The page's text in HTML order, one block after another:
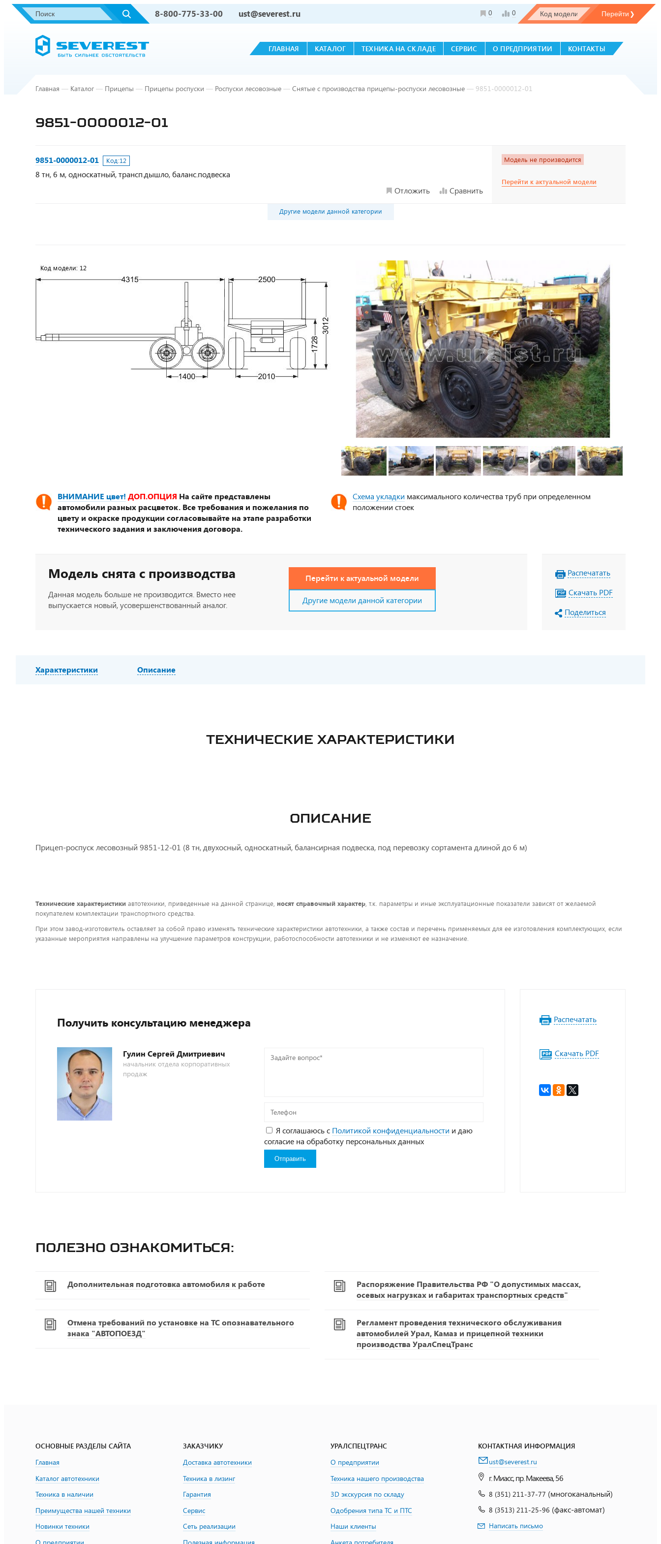
8-800-775-33-00 ust@severest.ru 0 0
ГЛАВНАЯ КАТАЛОГ ТЕХНИКА НА СКЛАДЕ СЕРВИС О ПРЕДПРИЯТИИ КОНТАКТЫ
Главная — Каталог — Прицепы — Прицепы роспуски — Роспуски лесовозные — Снятые с производства прицепы-роспуски лесовозные — 9851-0000012-01
9851-0000012-01
9851-0000012-01 Код:12
8 тн, 6 м, односкатный, трансп.дышло, баланс.подвеска
Отложить
Сравнить
Модель не производится
Перейти к актуальной модели
Другие модели данной категории
ВНИМАНИЕ цвет! ДОП.ОПЦИЯ На сайте представлены
автомобили разных расцветок. Все требования и пожелания по
цвету и окраске продукции согласовывайте на этапе разработки
технического задания и заключения договора.
Схема укладки максимального количества труб при определенном
положении стоек
Модель снята с производства
Данная модель больше не производится. Вместо нее
выпускается новый, усовершенствованный аналог.
Перейти к актуальной модели
Другие модели данной категории
Распечатать
Скачать PDF
Поделиться
Характеристики Описание
ТЕХНИЧЕСКИЕ ХАРАКТЕРИСТИКИ
ОПИСАНИЕ
Прицеп-роспуск лесовозный 9851-12-01 (8 тн, двухосный, односкатный, балансирная подвеска, под перевозку сортамента длиной до 6 м)
Технические характеристики автотехники, приведенные на данной странице, носят справочный характер, т.к. параметры и иные эксплуатационные показатели зависят от желаемой
покупателем комплектации транспортного средства.
При этом завод-изготовитель оставляет за собой право изменять технические характеристики автотехники, а также состав и перечень применяемых для ее изготовления комплектующих, если
указанные мероприятия направлены на улучшение параметров конструкции, работоспособности автотехники и не изменяют ее назначение.
Получить консультацию менеджера
Гулин Сергей Дмитриевич
начальник отдела корпоративных
продаж
Задайте
Телефон
Я соглашаюсь с Политикой конфиденциальности и даю
согласие на обработку персональных данных
Распечатать
Скачать PDF
Полезно ознакомиться:
Дополнительная подготовка автомобиля к работе
Распоряжение Правительства РФ "О допустимых массах,
осевых нагрузках и габаритах транспортных средств"
Отмена требований по установке на ТС опознавательного
знака "АВТОПОЕЗД"
Регламент проведения технического обслуживания
автомобилей Урал, Камаз и прицепной техники
производства УралСпецТранс
ОСНОВНЫЕ РАЗДЕЛЫ САЙТА
Главная
Каталог автотехники
Техника в наличии
Преимущества нашей техники
Новинки техники
ЗАКАЗЧИКУ
Доставка автотехники
Техника в лизинг
Гарантия
Сервис
Сеть реализации
УРАЛСПЕЦТРАНС
О предприятии
Техника нашего производства
3D экскурсия по складу
Одобрения типа ТС и ПТС
Наши клиенты
КОНТАКТНАЯ ИНФОРМАЦИЯ
ust@severest.ru
г. Миасс, пр. Макеева, 56
8 (351) 211-37-77 (многоканальный)
8 (3513) 211-25-96 (факс-автомат)
Написать письмо